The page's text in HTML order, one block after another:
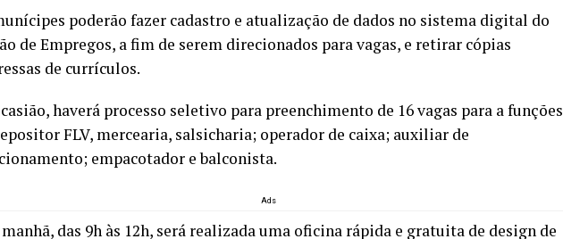
poderão fazer cadastro e atualização de dados no sistema digital do
de Empregos, a fim de serem direcionados para vagas, e retirar cópias
de currículos.
haverá processo seletivo para preenchimento de 16 vagas para a funções
FLV, mercearia, salsicharia; operador de caixa; auxiliar de
empacotador e balconista.
Ads
das 9h às 12h, será realizada uma oficina rápida e gratuita de design de